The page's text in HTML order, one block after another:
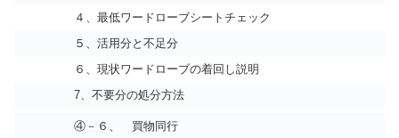
４、最低ワードローブシートチェック
５、活用分と不足分
６、現状ワードローブの着回し説明
7、不要分の処分方法
④－６、 買物同行